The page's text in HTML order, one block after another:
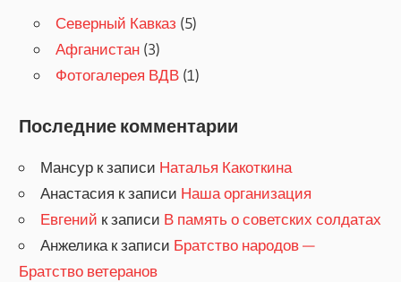
Северный Кавказ (5)
Афганистан (3)
Фотогалерея ВДВ (1)
Последние комментарии
Мансур к записи Наталья Какоткина
Анастасия к записи Наша организация
Евгений к записи В память о советских солдатах
Анжеликак записи Братство народов —
Братство ветеранов